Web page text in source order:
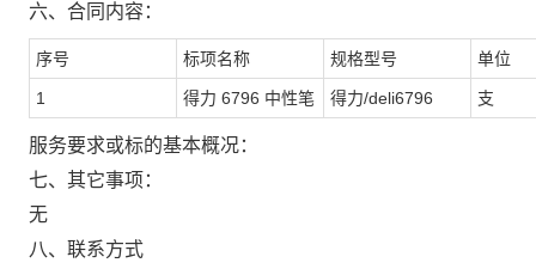
六、合同内容：
序号 标项名称 规格型号 单位
1 得力 6796 中性笔 得力/deli6796 支
服务要求或标的基本概况：
七、其它事项：
无
八、联系方式